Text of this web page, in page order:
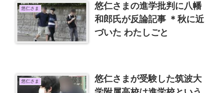
悠仁さま
悠仁さまの進学批判に八幡
和郎氏が反論記事 ＊秋に近
づいた わたしごと
悠仁さま
悠仁さまが受験した筑波大